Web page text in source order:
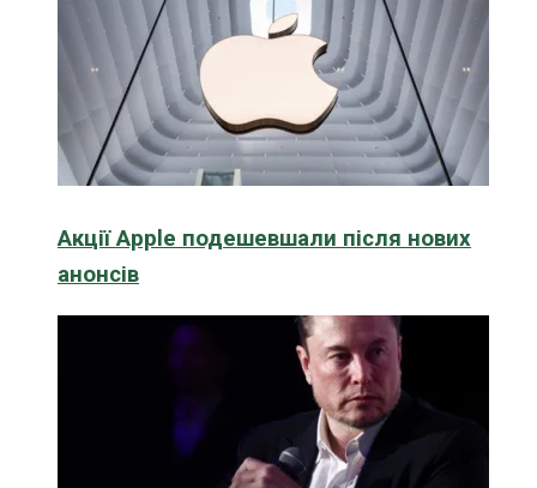
Акції Apple подешевшали після нових
анонсів